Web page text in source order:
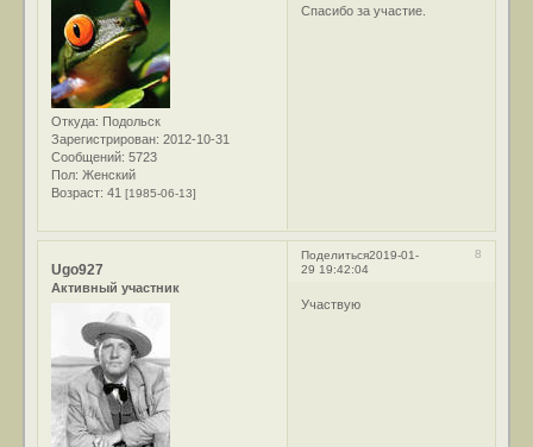
Откуда: Подольск
Зарегистрирован: 2012-10-31
Сообщений: 5723
Пол: Женский
Возраст: 41[1985-06-13]
Спасибо за участие.
Поделиться 8
2019-01-
29 19:42:04
Ugo927
Активный участник
Участвую